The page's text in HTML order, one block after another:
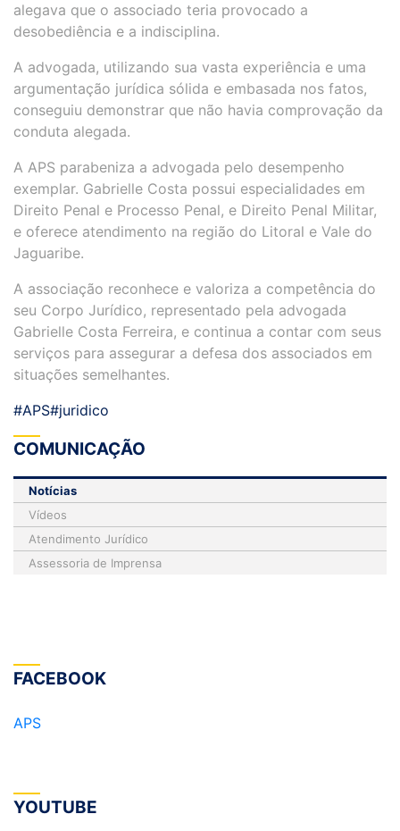
alegava que o associado teria provocado a
desobediência e a indisciplina.
A advogada, utilizando sua vasta experiência e uma
argumentação jurídica sólida e embasada nos fatos,
conseguiu demonstrar que não havia comprovação da
conduta alegada.
A APS parabeniza a advogada pelo desempenho
exemplar. Gabrielle Costa possui especialidades em
Direito Penal e Processo Penal, e Direito Penal Militar,
e oferece atendimento na região do Litoral e Vale do
Jaguaribe.
A associação reconhece e valoriza a competência do
seu Corpo Jurídico, representado pela advogada
Gabrielle Costa Ferreira, e continua a contar com seus
serviços para assegurar a defesa dos associados em
situações semelhantes.
#APS#juridico
COMUNICAÇÃO
Notícias
Vídeos
Atendimento Jurídico
Assessoria de Imprensa
FACEBOOK
APS
YOUTUBE